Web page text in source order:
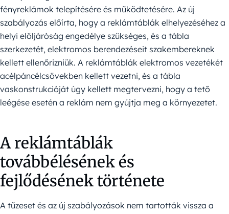
fényreklámok telepítésére és működtetésére. Az új
szabályozás előírta, hogy a reklámtáblák elhelyezéséhez a
helyi elöljáróság engedélye szükséges, és a tábla
szerkezetét, elektromos berendezéseit szakembereknek
kellett ellenőrizniük. A reklámtáblák elektromos vezetékét
acélpáncélcsövekben kellett vezetni, és a tábla
vaskonstrukcióját úgy kellett megtervezni, hogy a tető
leégése esetén a reklám nem gyújtja meg a környezetet.
A reklámtáblák
továbbélésének és
fejlődésének története
A tűzeset és az új szabályozások nem tartották vissza a